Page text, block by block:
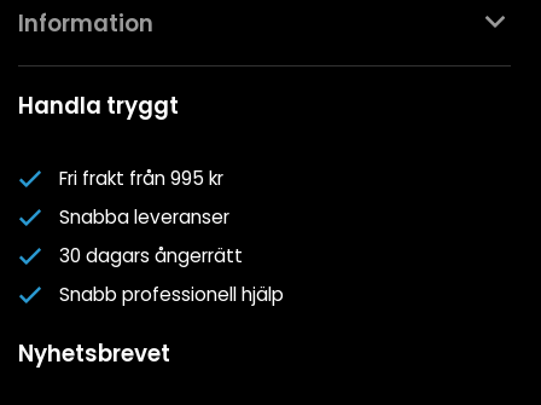
Kontakta oss
Mina favoriter
Information
Spa- & Poolguider
Nyhetsbrev
Om oss
Cookiepolicy
Cookie-inställningar
Handla tryggt
Fri frakt från 995 kr
Snabba leveranser
30 dagars ångerrätt
Snabb professionell hjälp
Nyhetsbrevet